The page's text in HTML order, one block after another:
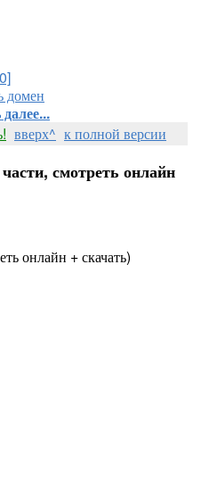
домен
вверх^ к полной версии
смотреть онлайн
онлайн + скачать)